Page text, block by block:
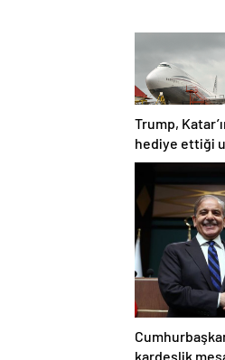
Trump,
hediye ettiği
kendisine
Pentagon’a
verileceğini
kardeşlik